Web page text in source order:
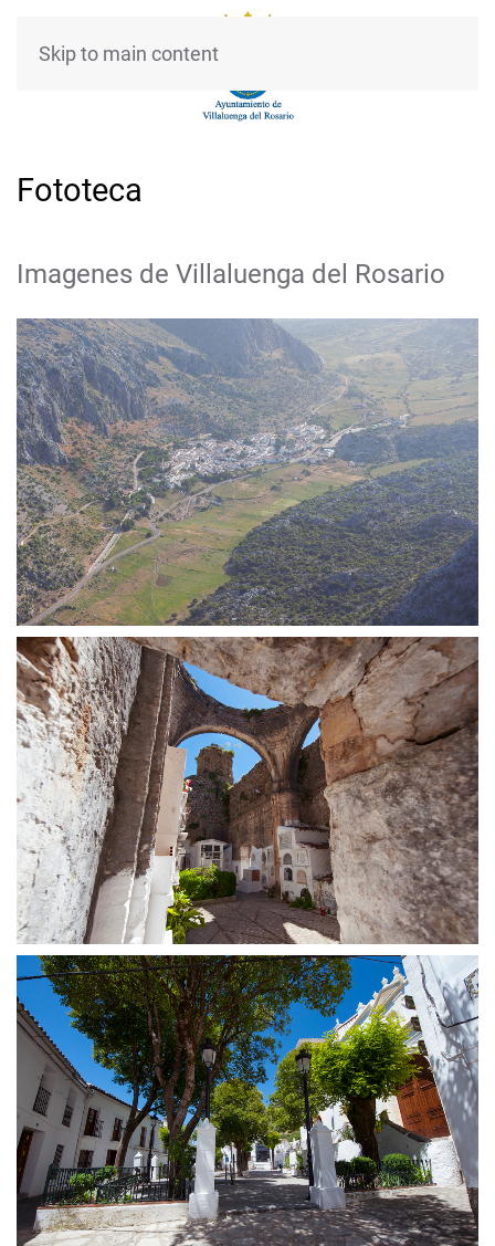
Skip to main content
Fototeca
Imagenes de Villaluenga del Rosario